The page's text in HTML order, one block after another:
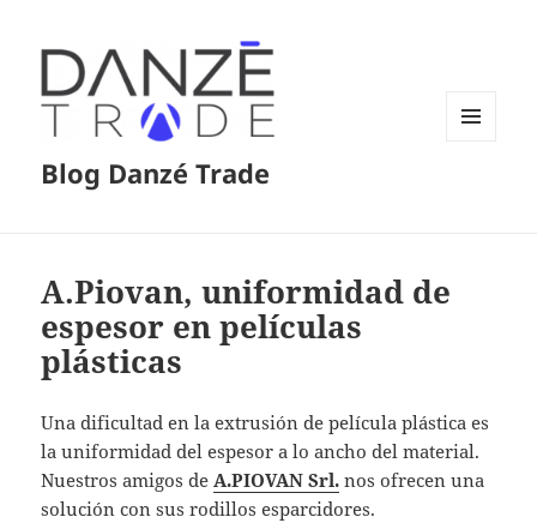
Blog Danzé Trade
A.Piovan, uniformidad de
espesor en películas
plásticas
Una dificultad en la extrusión de película plástica es
la uniformidad del espesor a lo ancho del material.
Nuestros amigos deA.PIOVAN Srl. nos ofrecen una
solución con sus rodillos esparcidores.